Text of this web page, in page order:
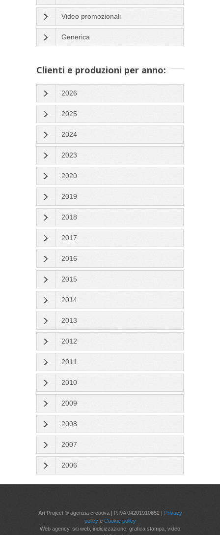
Video promozionali
Generica
Clienti e produzioni per anno:
2026
2025
2024
2023
2020
2019
2018
2017
2016
2015
2014
2013
2012
2011
2010
2009
2008
2007
2006
Art Project ® agenzia creativa | P.IVA 04201910652 | Privacy
policye Cookie policy
Web agency, siti web, indicizzazione, grafica stampa, video